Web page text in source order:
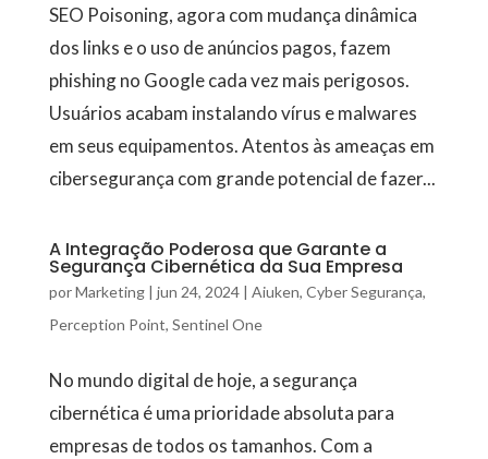
SEO Poisoning, agora com mudança dinâmica
dos links e o uso de anúncios pagos, fazem
phishing no Google cada vez mais perigosos.
Usuários acabam instalando vírus e malwares
em seus equipamentos. Atentos às ameaças em
cibersegurança com grande potencial de fazer...
A Integração Poderosa que Garante a
Segurança Cibernética da Sua Empresa
porMarketing| jun 24, 2024| Aiuken, Cyber Segurança,
Perception Point, Sentinel One
No mundo digital de hoje, a segurança
cibernética é uma prioridade absoluta para
empresas de todos os tamanhos. Com a